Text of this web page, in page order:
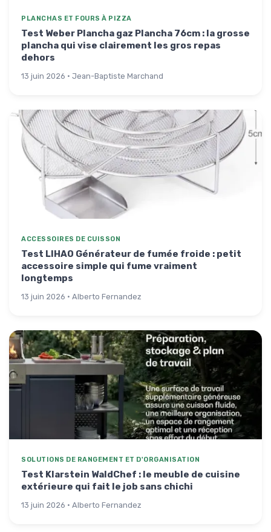
PLANCHAS ET FOURS À PIZZA
Test Weber Plancha gaz Plancha 76cm : la grosse
plancha qui vise clairement les gros repas
dehors
13 juin 2026 · Jean-Baptiste Marchand
ACCESSOIRES DE CUISSON
Test LIHAO Générateur de fumée froide : petit
accessoire simple qui fume vraiment
longtemps
13 juin 2026 · Alberto Fernandez
SOLUTIONS DE RANGEMENT ET D'ORGANISATION
Test Klarstein WaldChef : le meuble de cuisine
extérieure qui fait le job sans chichi
13 juin 2026 · Alberto Fernandez